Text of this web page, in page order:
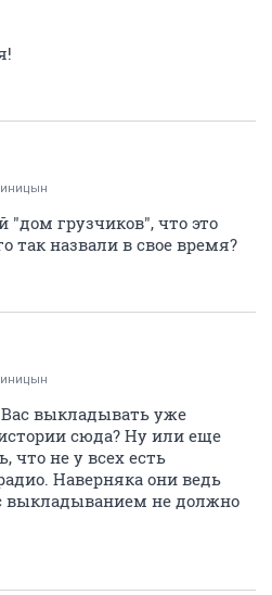
"дом грузчиков", что это
так назвали в свое время?
выкладывать уже
сюда? Ну или еще
что не у всех есть
Наверняка они ведь
выкладыванием не должно